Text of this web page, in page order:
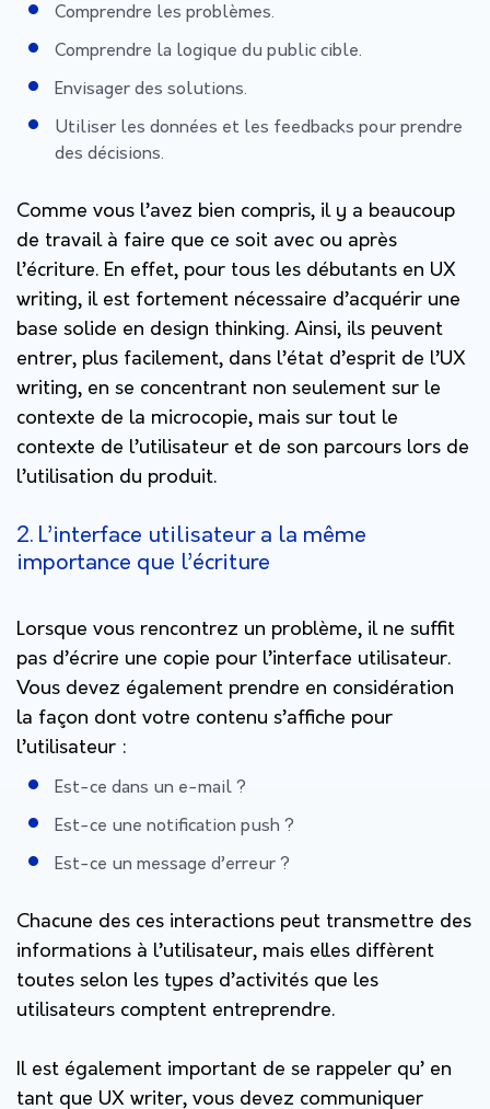
Comprendre les problèmes.
Comprendre la logique du public cible.
Envisager des solutions.
Utiliser les données et les feedbacks pour prendre
des décisions.
Comme vous l’avez bien compris, il y a beaucoup
de travail à faire que ce soit avec ou après
l’écriture. En effet, pour tous les débutants en UX
writing, il est fortement nécessaire d’acquérir une
base solide en design thinking. Ainsi, ils peuvent
entrer, plus facilement, dans l’état d’esprit de l’UX
writing, en se concentrant non seulement sur le
contexte de la microcopie, mais sur tout le
contexte de l’utilisateur et de son parcours lors de
l’utilisation du produit.
2. L’interface utilisateur a la même
importance que l’écriture
Lorsque vous rencontrez un problème, il ne suffit
pas d’écrire une copie pour l’interface utilisateur.
Vous devez également prendre en considération
la façon dont votre contenu s’affiche pour
l’utilisateur :
Est-ce dans un e-mail ?
Est-ce une notification push ?
Est-ce un message d’erreur ?
Chacune des ces interactions peut transmettre des
informations à l’utilisateur, mais elles diffèrent
toutes selon les types d’activités que les
utilisateurs comptent entreprendre.
Il est également important de se rappeler qu’ en
tant que UX writer, vous devez communiquer